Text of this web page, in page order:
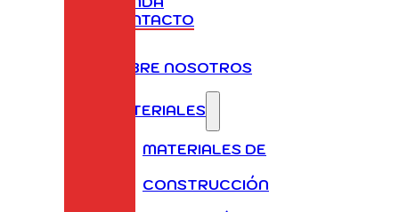
CONTACTO
SOBRE NOSOTROS
MATERIALES
MATERIALES DE
CONSTRUCCIÓN